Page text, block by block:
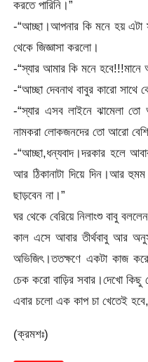
করতে পারিনি।”
-“আচ্ছা।আপনার কি মনে হয় এটা
থেকে জিজ্ঞাসা করলো।
-“স্যার আমার কি মনে
-“আচ্ছা দেবনাথ বাবুর কারো সাথে
-“স্যার এসব লাইনে ঝামেলা
নামকরা লোকজনদের তো আরো
-“আচ্ছা,ধন্যবাদ।দরকার হলে
আর ঠিকানাটা দিয়ে দিন।আর
ছাড়বেন না।”
ঘর থেকে বেরিয়ে নিলাংশু বাবু
কাল এসে আবার তীর্থবাবু আর
অভিজিৎ।ততক্ষণে একটা কাজ
চেক করো বাড়ির সবার।দেখো কিছু
এবার চলো এক কাপ চা খেতেই
(ক্রমশঃ)